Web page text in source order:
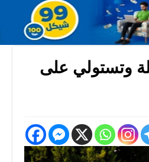
وتستولي على